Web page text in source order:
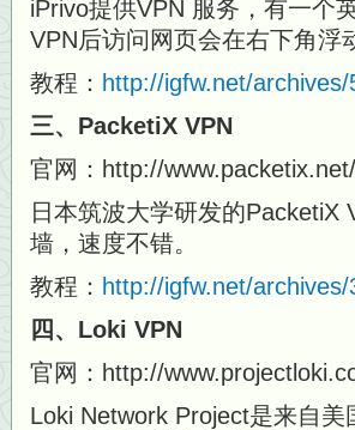
iPrivo提供VPN 服务，有一个
VPN后访问网页会在右下角浮
教程： http://igfw.net/archives/
三、PacketiX VPN
官网：http://www.packetix.net/
日本筑波大学研发的PacketiX
墙，速度不错。
教程： http://igfw.net/archives/
四、Loki VPN
官网：http://
Loki Network Project是来自